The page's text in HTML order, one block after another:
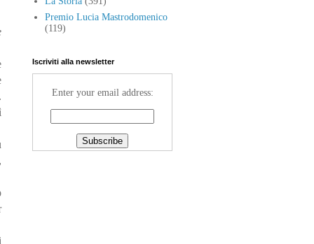
Premio Lucia Mastrodomenico
(119)
Iscriviti alla newsletter
Enter your email address: